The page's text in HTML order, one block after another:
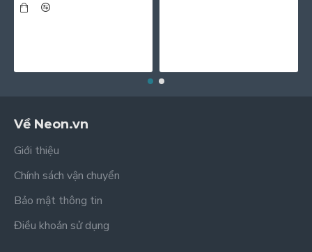
Về Neon.vn
Giới thiệu
Chính sách vận chuyển
Bảo mật thông tin
Điều khoản sử dụng